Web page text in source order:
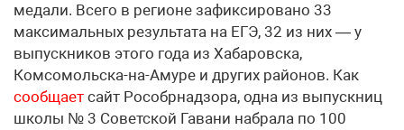
медали. Всего в регионе зафиксировано 33
максимальных результата на ЕГЭ, 32 из них — у
выпускников этого года из Хабаровска,
Комсомольска-на-Амуре и других районов. Как
сообщает сайт Рособрнадзора, одна из выпускниц
школы № 3 Советской Гавани набрала по 100